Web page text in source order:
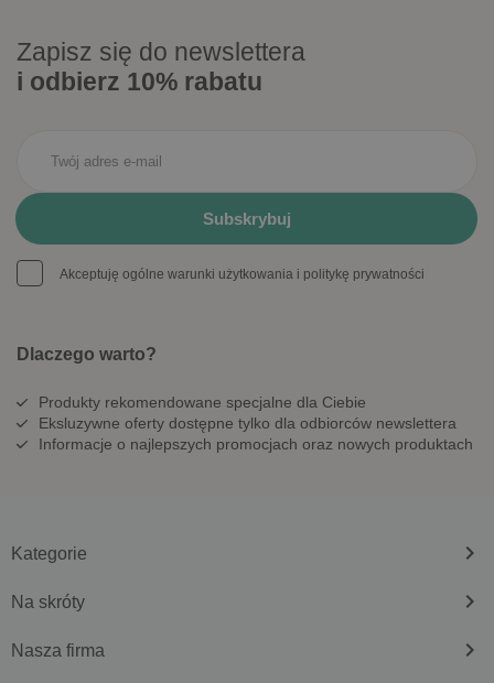
Zapisz się do newslettera
i odbierz 10% rabatu
Akceptuję ogólne warunki użytkowania i politykę prywatności
Dlaczego warto?
Produkty rekomendowane specjalne dla Ciebie
Eksluzywne oferty dostępne tylko dla odbiorców newslettera
Informacje o najlepszych promocjach oraz nowych produktach
Kategorie keyboard_arrow_right
Na skróty keyboard_arrow_right
Nasza firma keyboard_arrow_right